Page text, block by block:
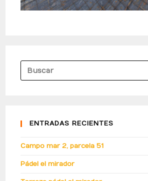
ENTRADAS RECIENTES
Campo mar 2, parcela 51
Pádel el mirador